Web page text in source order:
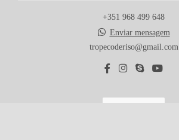
+351 968 499 648
Enviar mensagem
tropecoderiso@gmail.com